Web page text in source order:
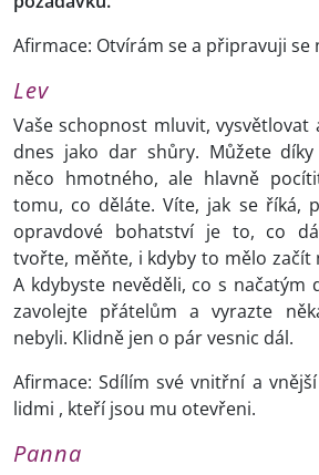
Afirmace: Otvírám se a připravuji se
Lev
Vaše schopnost mluvit,
dnes jako dar shůry. Můžete
něco hmotného, ale hlavně
tomu, co děláte. Víte, jak se říká,
opravdové bohatství je to, co
tvořte, měňte, i kdyby to mělo začít
A kdybyste nevěděli, co s načatým
zavolejte přátelům a vyrazte
nebyli. Klidně jen o pár vesnic dál.
Afirmace: Sdílím své vnitřní a
lidmi , kteří jsou mu otevřeni.
Panna